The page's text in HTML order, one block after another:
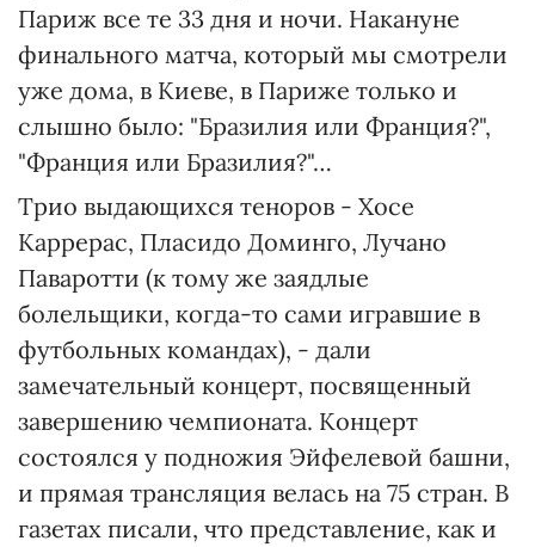
Париж все те 33 дня и ночи. Накануне
финального матча, который мы смотрели
уже дома, в Киеве, в Париже только и
слышно было: "Бразилия или Франция?",
"Франция или Бразилия?"…
Трио выдающихся теноров - Хосе
Каррерас, Пласидо Доминго, Лучано
Паваротти (к тому же заядлые
болельщики, когда-то сами игравшие в
футбольных командах), - дали
замечательный концерт, посвященный
завершению чемпионата. Концерт
состоялся у подножия Эйфелевой башни,
и прямая трансляция велась на 75 стран. В
газетах писали, что представление, как и